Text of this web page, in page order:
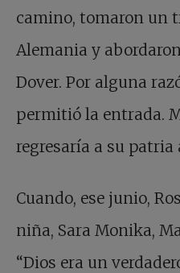
camino, tomaron un
Alemania y
Dover. Por alguna
permitió la entrada.
regresaría a su patria
Cuando, ese junio,
niña, Sara Monika,
“Dios era un